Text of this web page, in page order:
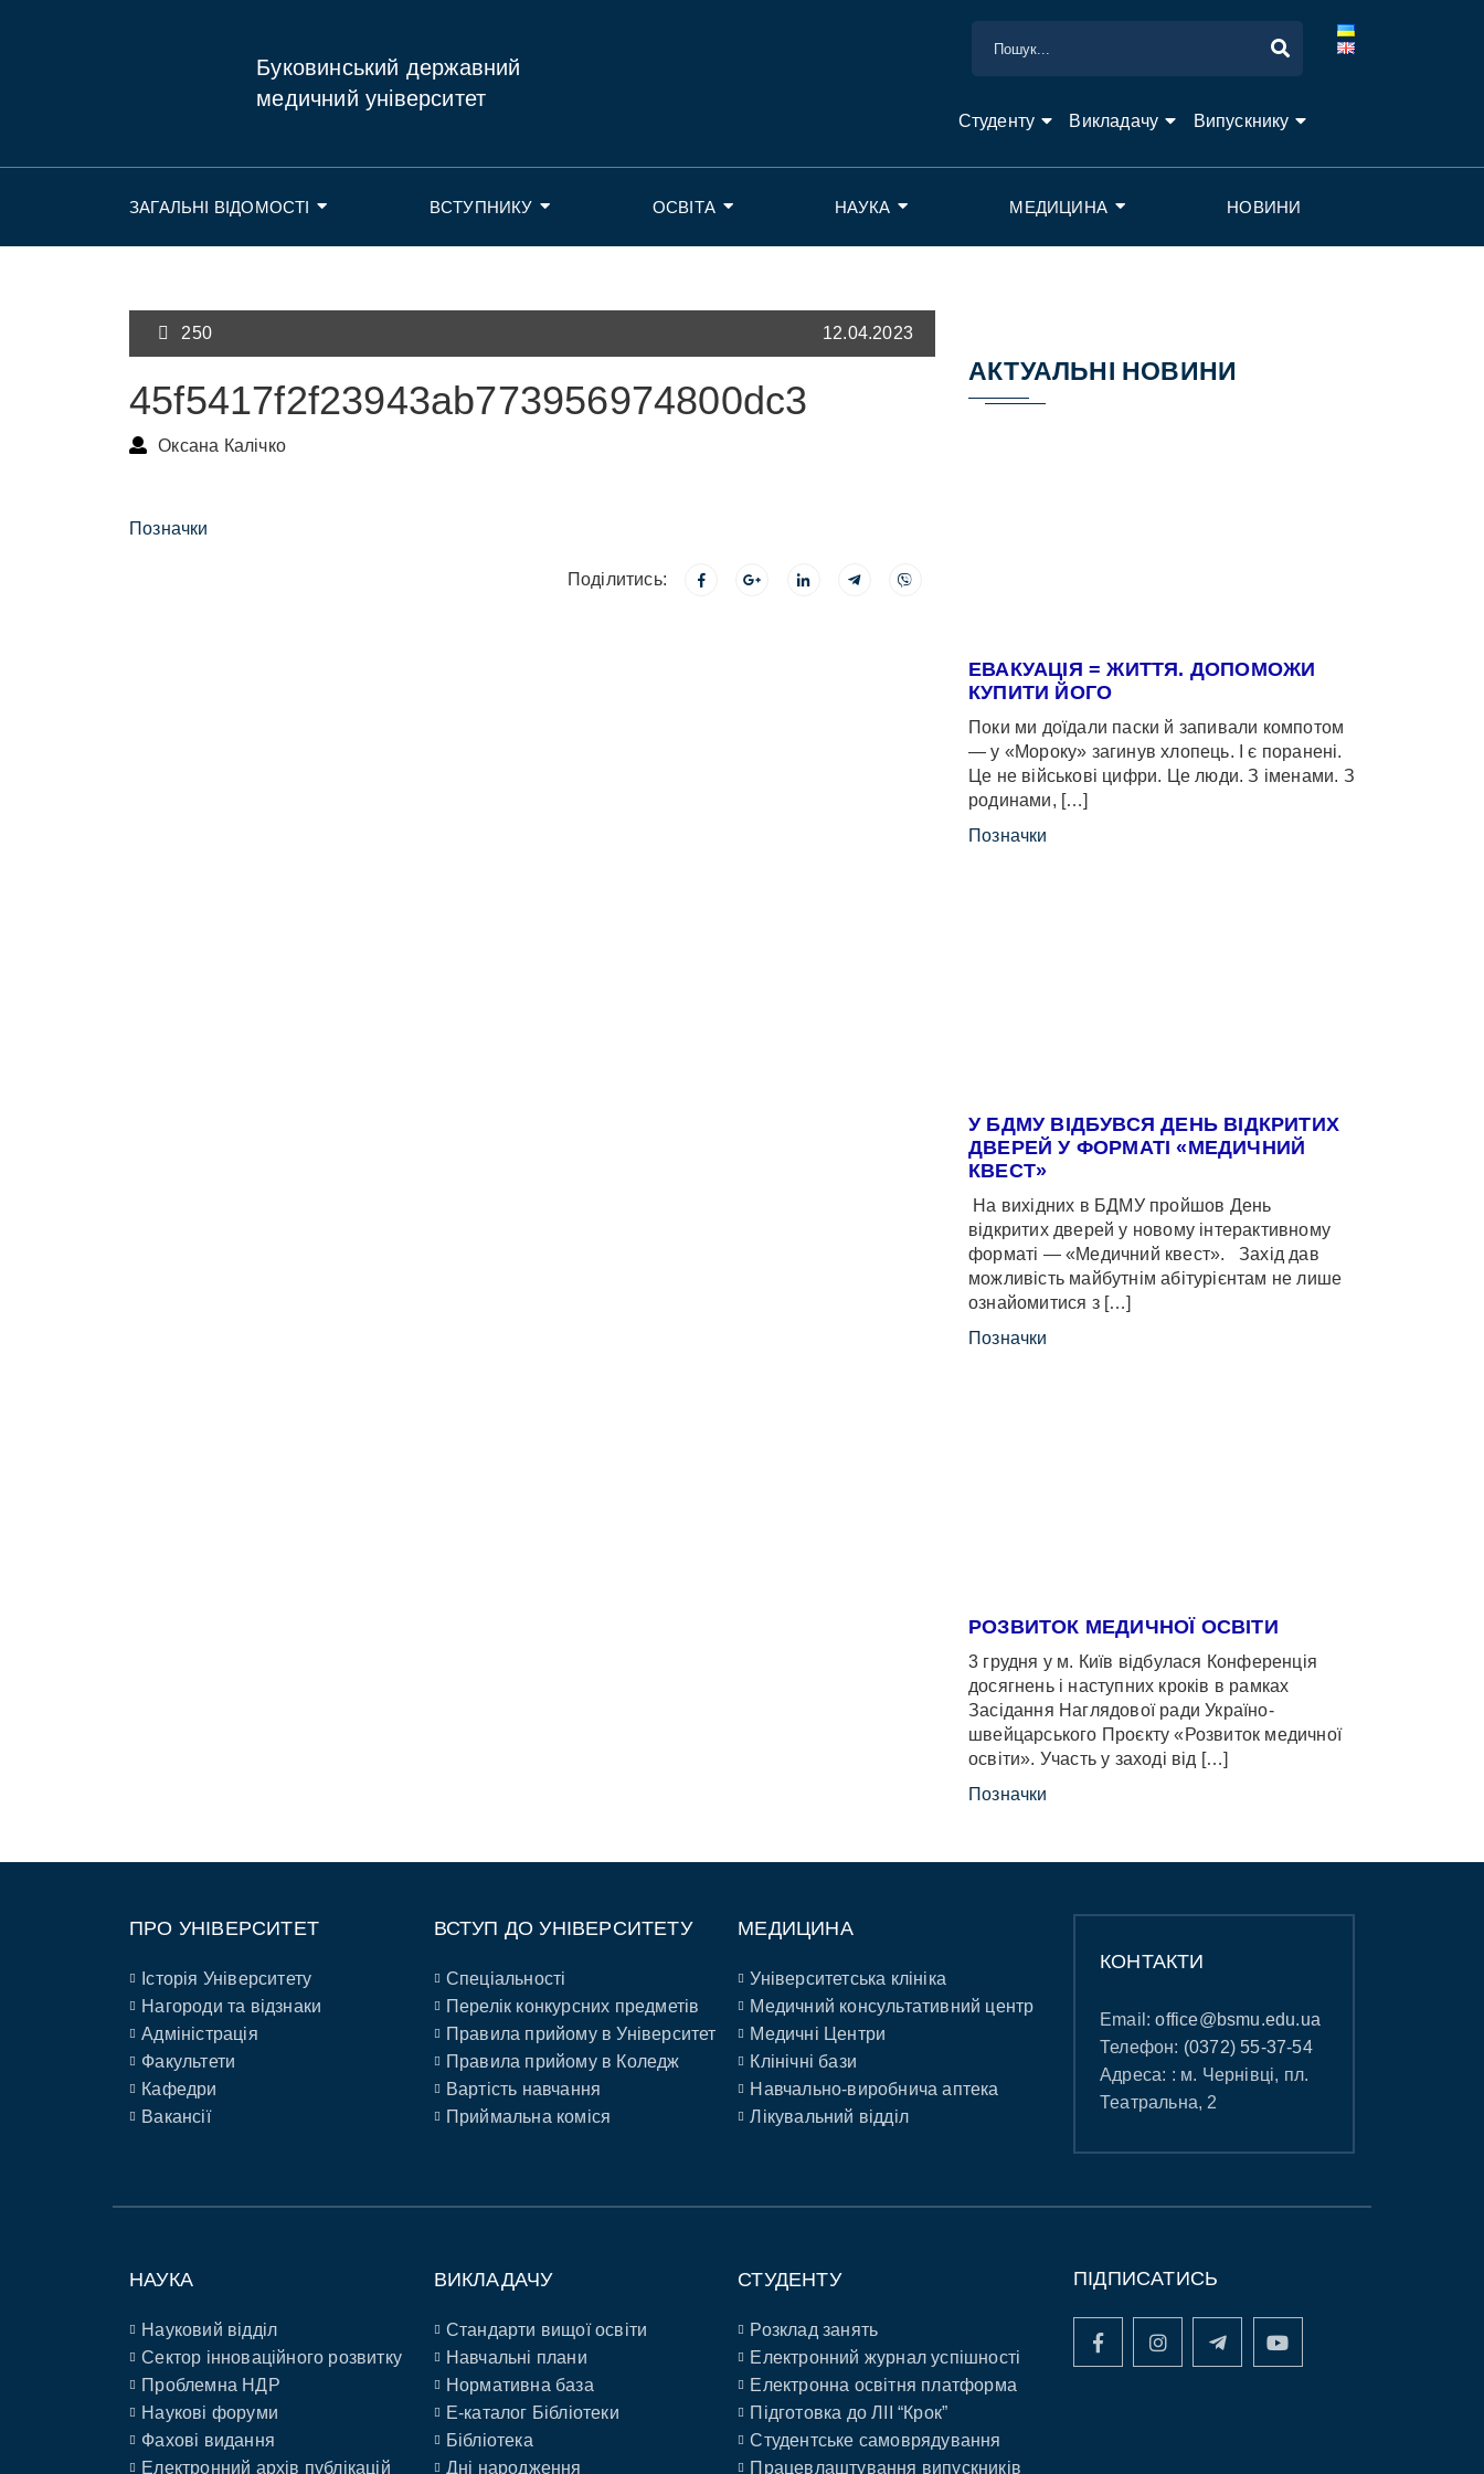
Буковинський державний
медичний університет
Студенту Викладачу Випускнику
ЗАГАЛЬНІ ВІДОМОСТІ ВСТУПНИКУ ОСВІТА НАУКА МЕДИЦИНА НОВИНИ
250 12.04.2023
45f5417f2f23943ab773956974800dc3
Оксана Калічко
Позначки
Поділитись:
АКТУАЛЬНІ НОВИНИ
ЕВАКУАЦІЯ = ЖИТТЯ. ДОПОМОЖИ
КУПИТИ ЙОГО
Поки ми доїдали паски й запивали компотом
— у «Мороку» загинув хлопець. І є поранені.
Це не військові цифри. Це люди. З іменами. З
родинами, […]
Позначки
У БДМУ ВІДБУВСЯ ДЕНЬ ВІДКРИТИХ
ДВЕРЕЙ У ФОРМАТІ «МЕДИЧНИЙ
КВЕСТ»
На вихідних в БДМУ пройшов День
відкритих дверей у новому інтерактивному
форматі — «Медичний квест». Захід дав
можливість майбутнім абітурієнтам не лише
ознайомитися з […]
Позначки
РОЗВИТОК МЕДИЧНОЇ ОСВІТИ
3 грудня у м. Київ відбулася Конференція
досягнень і наступних кроків в рамках
Засідання Наглядової ради Україно-
швейцарського Проєкту «Розвиток медичної
освіти». Участь у заході від […]
Позначки
ПРО УНІВЕРСИТЕТ
Історія Університету
Нагороди та відзнаки
Адміністрація
Факультети
Кафедри
Вакансії
ВСТУП ДО УНІВЕРСИТЕТУ
Спеціальності
Перелік конкурсних предметів
Правила прийому в Університет
Правила прийому в Коледж
Вартість навчання
Приймальна коміся
МЕДИЦИНА
Університетська клініка
Медичний консультативний центр
Медичні Центри
Клінічні бази
Навчально-виробнича аптека
Лікувальний відділ
КОНТАКТИ
Email:office@bsmu.edu.ua
Телефон: (0372) 55-37-54
Адреса: : м. Чернівці, пл.
Театральна, 2
НАУКА
Науковий відділ
Сектор інноваційного розвитку
Проблемна НДР
Наукові форуми
Фахові видання
Електронний архів публікацій
ВИКЛАДАЧУ
Стандарти вищої освіти
Навчальні плани
Нормативна база
E-каталог Бібліотеки
Бібліотека
Дні народження
СТУДЕНТУ
Розклад занять
Електронний журнал успішності
Електронна освітня платформа
Підготовка до ЛІІ “Крок”
Студентське самоврядування
Працевлаштування випускників
ПІДПИСАТИСЬ